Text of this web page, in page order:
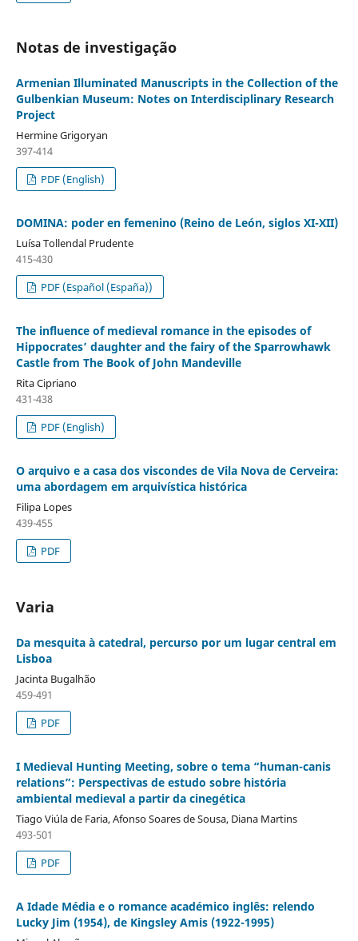
Notas de investigação
Armenian Illuminated Manuscripts in the Collection of the
Gulbenkian Museum: Notes on Interdisciplinary Research
Project
Hermine Grigoryan
397-414
PDF (English)
DOMINA: poder en femenino (Reino de León, siglos XI-XII)
Luísa Tollendal Prudente
415-430
PDF (Español (España))
The influence of medieval romance in the episodes of
Hippocrates’ daughter and the fairy of the Sparrowhawk
Castle from The Book of John Mandeville
Rita Cipriano
431-438
PDF (English)
O arquivo e a casa dos viscondes de Vila Nova de Cerveira:
uma abordagem em arquivística histórica
Filipa Lopes
439-455
PDF
Varia
Da mesquita à catedral, percurso por um lugar central em
Lisboa
Jacinta Bugalhão
459-491
PDF
I Medieval Hunting Meeting, sobre o tema “human-canis
relations”: Perspectivas de estudo sobre história
ambiental medieval a partir da cinegética
Tiago Viúla de Faria, Afonso Soares de Sousa, Diana Martins
493-501
PDF
A Idade Média e o romance académico inglês: relendo
Lucky Jim (1954), de Kingsley Amis (1922-1995)